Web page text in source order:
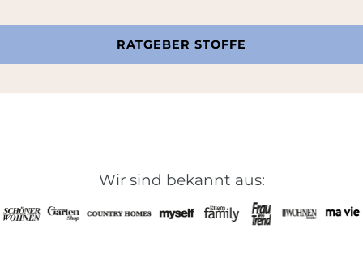
RATGEBER STOFFE
Wir sind bekannt aus: